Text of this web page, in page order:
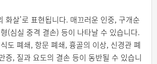
화살'로 표현됩니다. 매끄러운 인중, 구개순
(심실 중격 결손) 등이 나타날 수 있습니다.
도 폐쇄, 항문 폐쇄, 흉골의 이상, 신경관 폐
증, 질과 요도의 결손 등이 동반될 수 있습니